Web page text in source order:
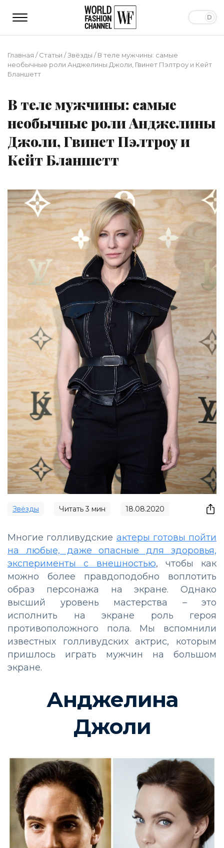
Главная /Статьи /Звёзды /В теле мужчины: самые
необычные роли Анджелины Джоли, Гвинет Пэлтроу и Кейт
Бланшетт
В теле мужчины: самые
необычные роли Анджелины
Джоли, Гвинет Пэлтроу и
Кейт Бланшетт
Звёзды Читать3 мин 18.08.2020
Многие голливудские актеры готовы пойти
на любые, даже опасные для здоровья,
эксперименты с внешностью, чтобы как
можно более правдоподобно воплотить
образ персонажа на экране. Однако
высший уровень мастерства – это
исполнить на экране роль героя
противоположного пола. Мы вспомнили
известных голливудских актрис, которым
пришлось играть мужчин на большом
экране.
Анджелина
Джоли